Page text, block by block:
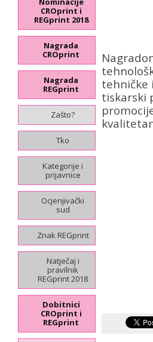
tehničke
tiskarski
CROprint i
REGprint 2018
Nagrada
CROprint
Nagrada
REGprint
Zašto?
Tko
Kategorije i
prijavnice
Ocjenjivački
sud
Znak REGprint
Natječaj i
pravilnik
REGprint 2018
Dobitnici
CROprint i
REGprint